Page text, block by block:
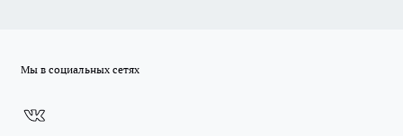
Мы в социальных сетях